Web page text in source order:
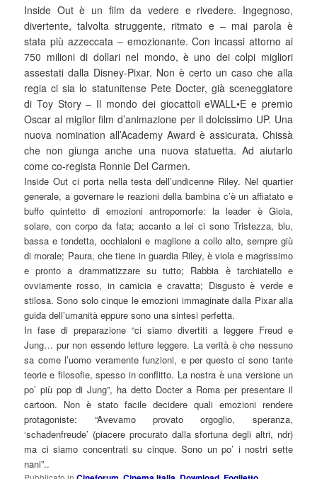
Inside Out è un film da vedere e rivedere. Ingegnoso,
divertente, talvolta struggente, ritmato e – mai parola è
stata più azzeccata – emozionante. Con incassi attorno ai
750 milioni di dollari nel mondo, è uno dei colpi migliori
assestati dalla Disney-Pixar. Non è certo un caso che alla
regia ci sia lo statunitense Pete Docter, già sceneggiatore
di Toy Story – Il mondo dei giocattoli eWALL•E e premio
Oscar al miglior film d’animazione per il dolcissimo UP. Una
nuova nomination all’Academy Award è assicurata. Chissà
che non giunga anche una nuova statuetta. Ad aiutarlo
come co-regista Ronnie Del Carmen.
Inside Out ci porta nella testa dell’undicenne Riley. Nel quartier
generale, a governare le reazioni della bambina c’è un affiatato e
buffo quintetto di emozioni antropomorfe: la leader è Gioia,
solare, con corpo da fata; accanto a lei ci sono Tristezza, blu,
bassa e tondetta, occhialoni e maglione a collo alto, sempre giù
di morale; Paura, che tiene in guardia Riley, è viola e magrissimo
e pronto a drammatizzare su tutto; Rabbia è tarchiatello e
ovviamente rosso, in camicia e cravatta; Disgusto è verde e
stilosa. Sono solo cinque le emozioni immaginate dalla Pixar alla
guida dell’umanità eppure sono una sintesi perfetta.
In fase di preparazione “ci siamo divertiti a leggere Freud e
Jung… pur non essendo letture leggere. La verità è che nessuno
sa come l’uomo veramente funzioni, e per questo ci sono tante
teorie e filosofie, spesso in conflitto. La nostra è una versione un
po’ più pop di Jung”, ha detto Docter a Roma per presentare il
cartoon. Non è stato facile decidere quali emozioni rendere
protagoniste: “Avevamo provato orgoglio, speranza,
‘schadenfreude’ (piacere procurato dalla sfortuna degli altri, ndr)
ma ci siamo concentrati su cinque. Sono un po’ i nostri sette
nani”..